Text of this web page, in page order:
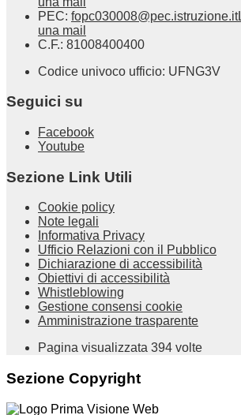
PEC: fopc030008@pec.istruzione.it
una mail
C.F.: 81008400400
Codice univoco ufficio: UFNG3V
Seguici su
Facebook
Youtube
Sezione Link Utili
Cookie policy
Note legali
Informativa Privacy
Ufficio Relazioni con il Pubblico
Dichiarazione di accessibilità
Obiettivi di accessibilità
Whistleblowing
Gestione consensi cookie
Amministrazione trasparente
Pagina visualizzata 394 volte
Sezione Copyright